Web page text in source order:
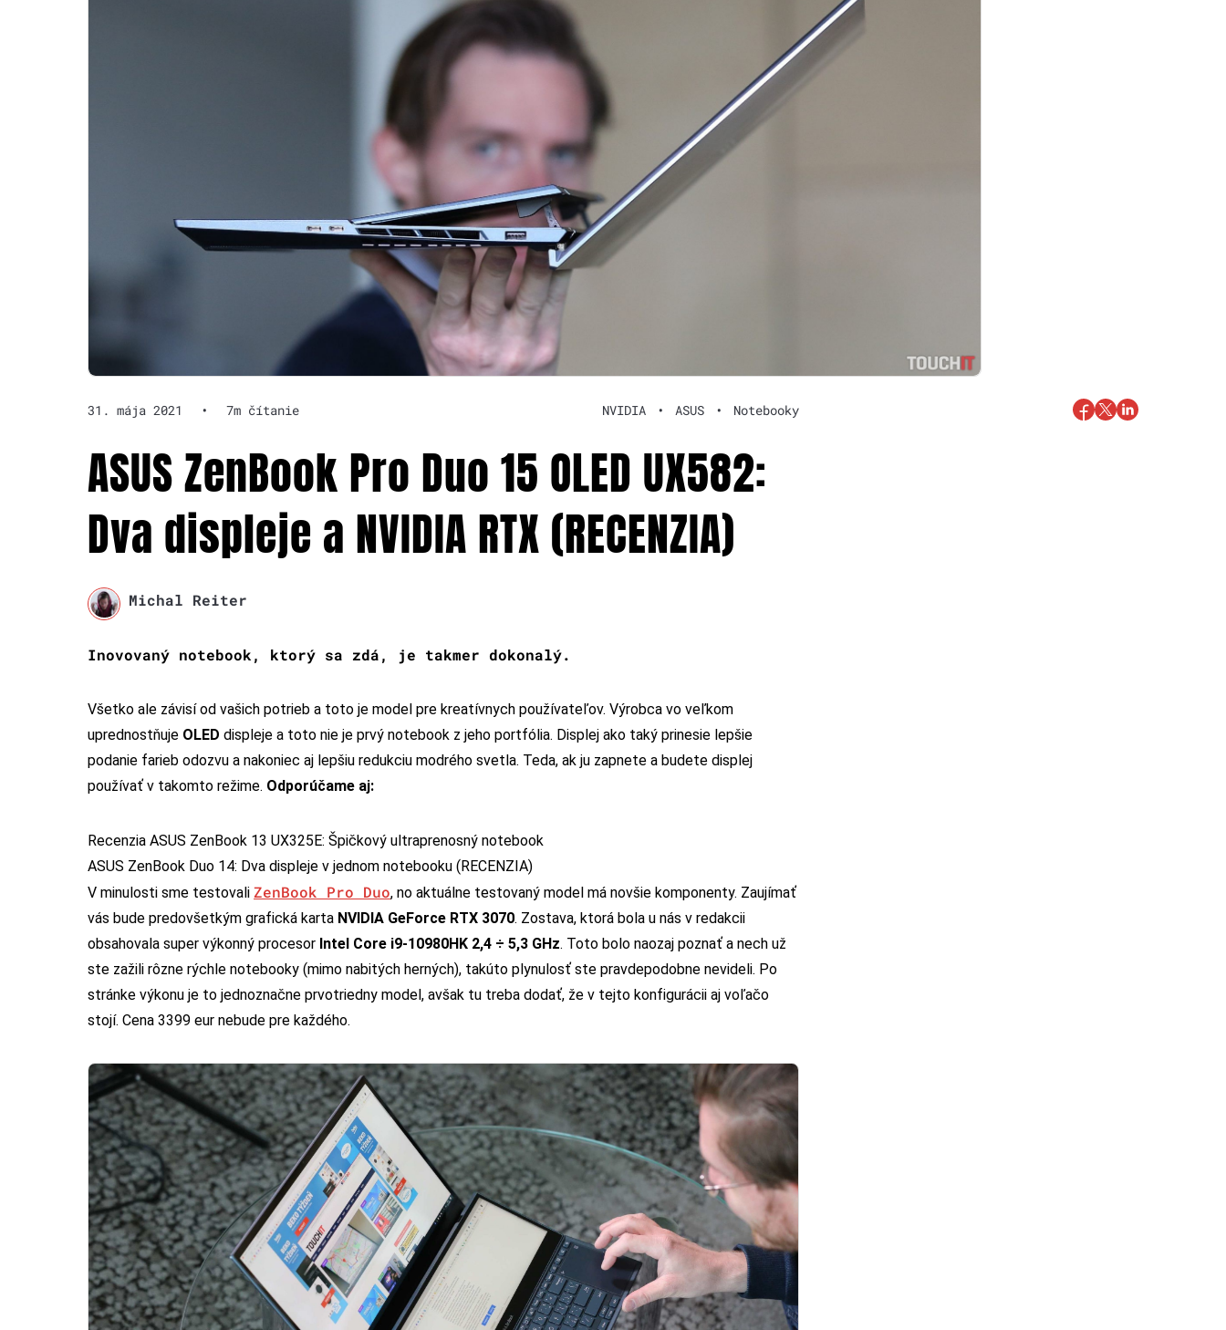
31. mája 2021 • 7m čítanie NVIDIA • ASUS • Notebooky
ASUS ZenBook Pro Duo 15 OLED UX582:
Dva displeje a NVIDIA RTX (RECENZIA)
Michal Reiter
Inovovaný notebook, ktorý sa zdá, je takmer dokonalý.
Všetko ale závisí od vašich potrieb a toto je model pre kreatívnych používateľov. Výrobca vo veľkom
uprednostňuje OLED displeje a toto nie je prvý notebook z jeho portfólia. Displej ako taký prinesie lepšie
podanie farieb odozvu a nakoniec aj lepšiu redukciu modrého svetla. Teda, ak ju zapnete a budete displej
používať v takomto režime. Odporúčame aj:
Recenzia ASUS ZenBook 13 UX325E: Špičkový ultraprenosný notebook
ASUS ZenBook Duo 14: Dva displeje v jednom notebooku (RECENZIA)
V minulosti sme testovali ZenBook Pro Duo, no aktuálne testovaný model má novšie komponenty. Zaujímať
vás bude predovšetkým grafická karta NVIDIA GeForce RTX 3070. Zostava, ktorá bola u nás v redakcii
obsahovala super výkonný procesor Intel Core i9-10980HK 2,4 ÷ 5,3 GHz. Toto bolo naozaj poznať a nech už
ste zažili rôzne rýchle notebooky (mimo nabitých herných), takúto plynulosť ste pravdepodobne nevideli. Po
stránke výkonu je to jednoznačne prvotriedny model, avšak tu treba dodať, že v tejto konfigurácii aj voľačo
stojí. Cena 3399 eur nebude pre každého.